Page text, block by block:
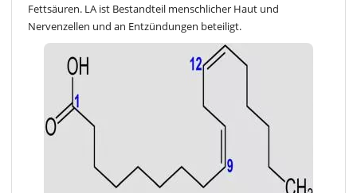
Fettsäuren. LA ist Bestandteil menschlicher Haut und
Nervenzellen und an Entzündungen beteiligt.